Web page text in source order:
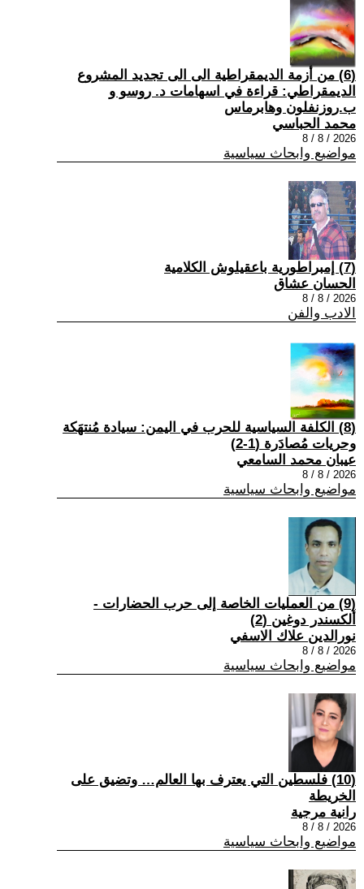
(6) من أزمة الديمقراطية الى الى تجديد المشروع
الديمقراطي: قراءة في اسهامات د. روسو و
ب.روزنفلون وهابرماس
محمد الحباسي
2026 / 8 / 8
مواضيع وابحاث سياسية
(7) إمبراطورية باعقيلوش الكلامية
الحسان عشاق
2026 / 8 / 8
الادب والفن
(8) الكلفة السياسية للحرب في اليمن: سيادة مُنتهَكة
وحريات مُصادَرة (1-2)
عيبان محمد السامعي
2026 / 8 / 8
مواضيع وابحاث سياسية
(9) من العمليات الخاصة إلى حرب الحضارات -
ألكسندر دوغين (2)
نورالدين علاك الاسفي
2026 / 8 / 8
مواضيع وابحاث سياسية
(10) فلسطين التي يعترف بها العالم… وتضيق على
الخريطة
رانية مرجية
2026 / 8 / 8
مواضيع وابحاث سياسية